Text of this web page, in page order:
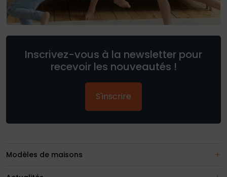
Inscrivez-vous à la newsletter pour
recevoir les nouveautés !
S'inscrire
Modèles de maisons